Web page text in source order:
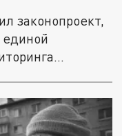
законопроект,